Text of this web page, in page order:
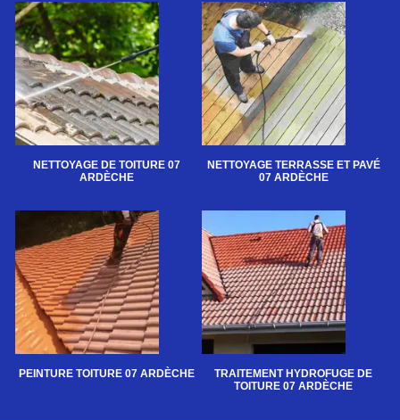
NETTOYAGE DE TOITURE 07
ARDÈCHE
NETTOYAGE TERRASSE ET PAVÉ
07 ARDÈCHE
PEINTURE TOITURE 07 ARDÈCHE
TRAITEMENT HYDROFUGE DE
TOITURE 07 ARDÈCHE